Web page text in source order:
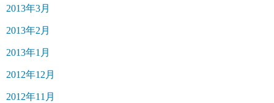
2013年3月
2013年2月
2013年1月
2012年12月
2012年11月